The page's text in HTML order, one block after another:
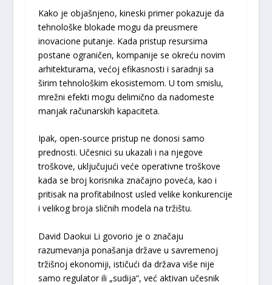
Kako je objašnjeno, kineski primer pokazuje da
tehnološke blokade mogu da preusmere
inovacione putanje. Kada pristup resursima
postane ograničen, kompanije se okreću novim
arhitekturama, većoj efikasnosti i saradnji sa
širim tehnološkim ekosistemom. U tom smislu,
mrežni efekti mogu delimično da nadomeste
manjak računarskih kapaciteta.
Ipak, open-source pristup ne donosi samo
prednosti. Učesnici su ukazali i na njegove
troškove, uključujući veće operativne troškove
kada se broj korisnika značajno poveća, kao i
pritisak na profitabilnost usled velike konkurencije
i velikog broja sličnih modela na tržištu.
David Daokui Li govorio je o značaju
razumevanja ponašanja države u savremenoj
tržišnoj ekonomiji, ističući da država više nije
samo regulator ili „sudija“, već aktivan učesnik